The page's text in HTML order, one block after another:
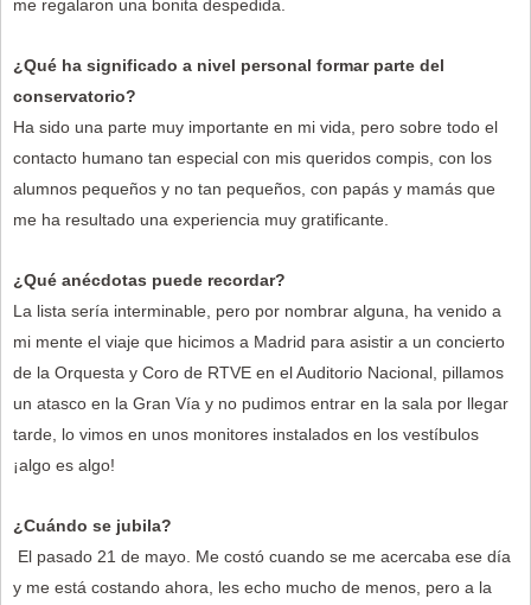
me regalaron una bonita despedida.
¿Qué ha significado a nivel personal formar parte del
conservatorio?
Ha sido una parte muy importante en mi vida, pero sobre todo el
contacto humano tan especial con mis queridos compis, con los
alumnos pequeños y no tan pequeños, con papás y mamás que
me ha resultado una experiencia muy gratificante.
¿Qué anécdotas puede recordar?
La lista sería interminable, pero por nombrar alguna, ha venido a
mi mente el viaje que hicimos a Madrid para asistir a un concierto
de la Orquesta y Coro de RTVE en el Auditorio Nacional, pillamos
un atasco en la Gran Vía y no pudimos entrar en la sala por llegar
tarde, lo vimos en unos monitores instalados en los vestíbulos
¡algo es algo!
¿Cuándo se jubila?
El pasado 21 de mayo. Me costó cuando se me acercaba ese día
y me está costando ahora, les echo mucho de menos, pero a la